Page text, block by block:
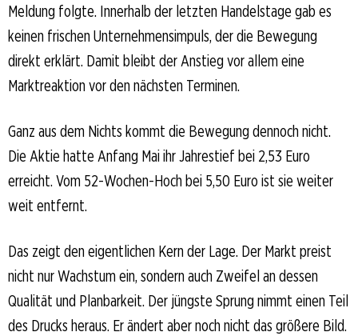
Meldung folgte. Innerhalb der letzten Handelstage gab es
keinen frischen Unternehmensimpuls, der die Bewegung
direkt erklärt. Damit bleibt der Anstieg vor allem eine
Marktreaktion vor den nächsten Terminen.
Ganz aus dem Nichts kommt die Bewegung dennoch nicht.
Die Aktie hatte Anfang Mai ihr Jahrestief bei 2,53 Euro
erreicht. Vom 52-Wochen-Hoch bei 5,50 Euro ist sie weiter
weit entfernt.
Das zeigt den eigentlichen Kern der Lage. Der Markt preist
nicht nur Wachstum ein, sondern auch Zweifel an dessen
Qualität und Planbarkeit. Der jüngste Sprung nimmt einen Teil
des Drucks heraus. Er ändert aber noch nicht das größere Bild.